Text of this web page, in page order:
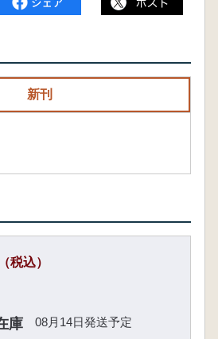
新刊
（税込）
庫
08月14日発送予定